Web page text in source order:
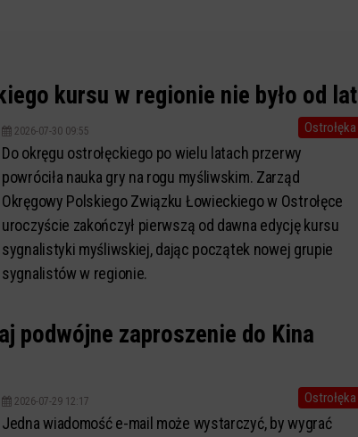
kursu w regionie nie było od lat
Ostrołęka
2026-07-30 09:55
Do okręgu ostrołęckiego po wielu latach przerwy
powróciła nauka gry na rogu myśliwskim. Zarząd
Okręgowy Polskiego Związku Łowieckiego w Ostrołęce
uroczyście zakończył pierwszą od dawna edycję kursu
sygnalistyki myśliwskiej, dając początek nowej grupie
sygnalistów w regionie.
podwójne zaproszenie do Kina
Ostrołęka
2026-07-29 12:17
Jedna wiadomość e-mail może wystarczyć, by wygrać